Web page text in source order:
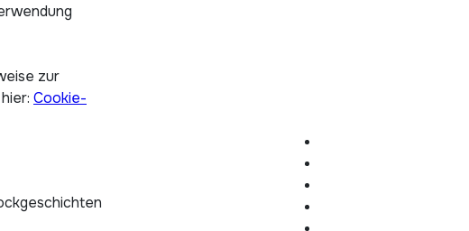
zur
Cookie-